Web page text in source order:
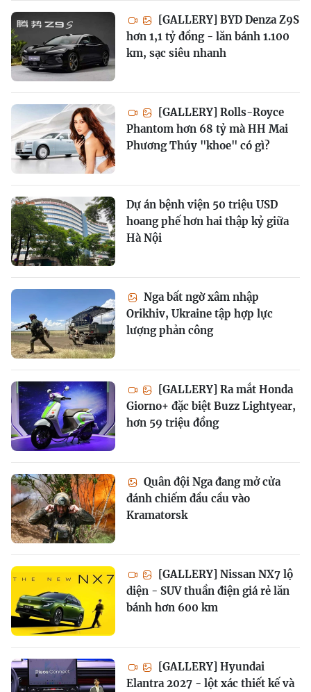
[GALLERY] BYD Denza Z9S
hơn 1,1 tỷ đồng - lăn bánh 1.100
km, sạc siêu nhanh
[GALLERY] Rolls-Royce
Phantom hơn 68 tỷ mà HH Mai
Phương Thúy "khoe" có gì?
Dự án bệnh viện 50 triệu USD
hoang phế hơn hai thập kỷ giữa
Hà Nội
Nga bất ngờ xâm nhập
Orikhiv, Ukraine tập hợp lực
lượng phản công
[GALLERY] Ra mắt Honda
Giorno+ đặc biệt Buzz Lightyear,
hơn 59 triệu đồng
Quân đội Nga đang mở cửa
đánh chiếm đầu cầu vào
Kramatorsk
[GALLERY] Nissan NX7 lộ
diện - SUV thuần điện giá rẻ lăn
bánh hơn 600 km
[GALLERY] Hyundai
Elantra 2027 - lột xác thiết kế và